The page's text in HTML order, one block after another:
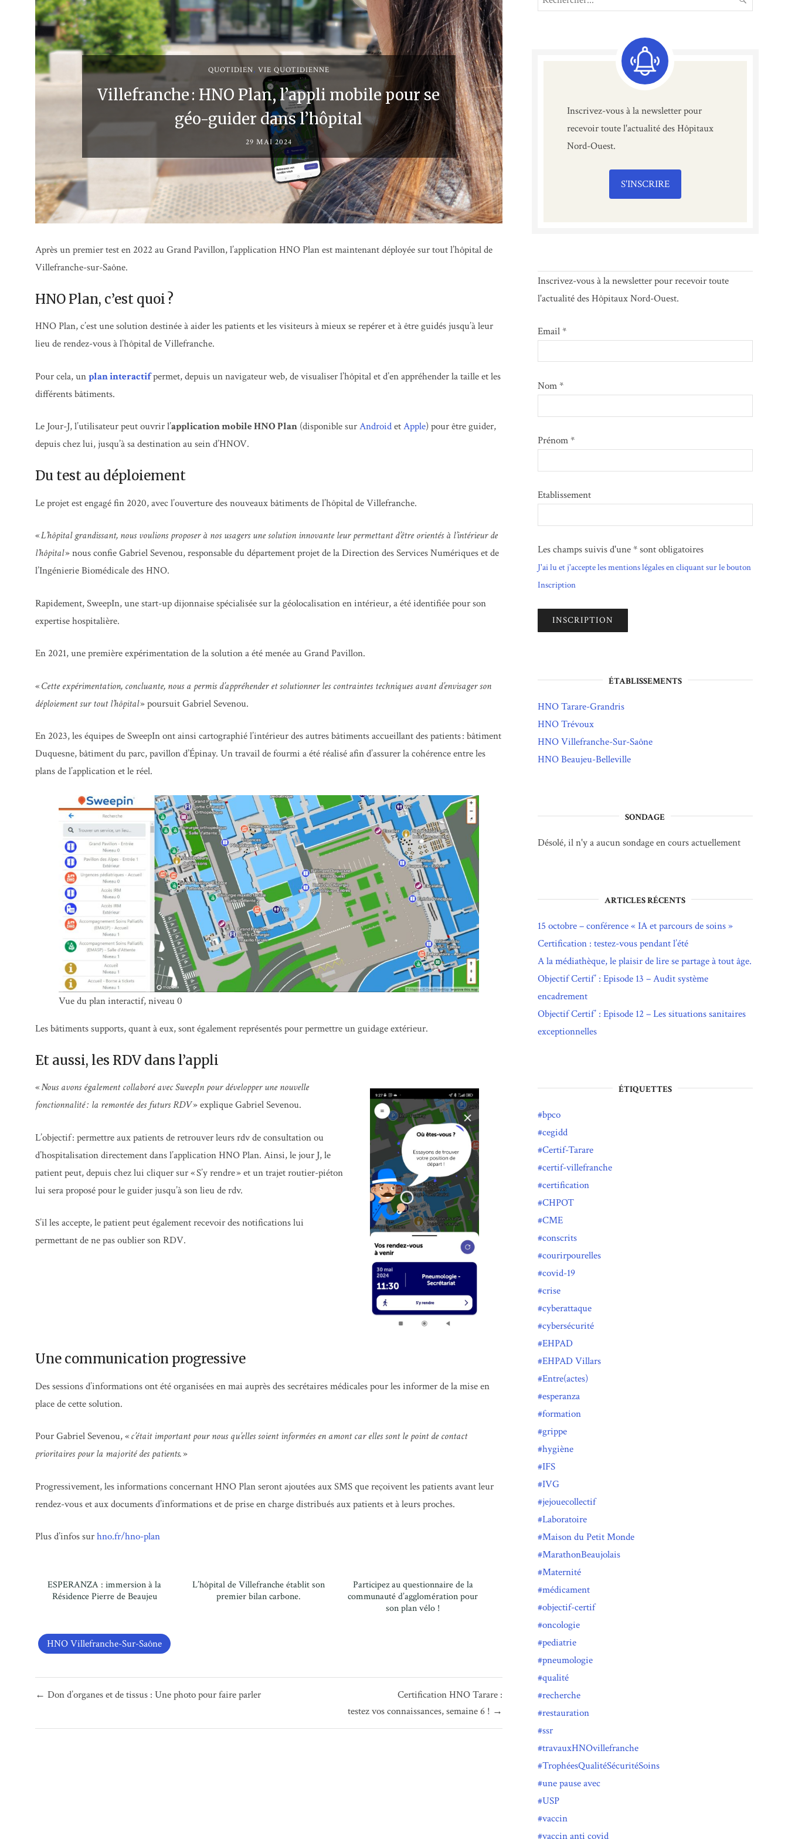
QUOTIDIEN, VIE QUOTIDIENNE
Villefranche : HNO Plan, l’appli mobile pour se
géo-guider dans l’hôpital
29 MAI 2024
Après un premier test en 2022 au Grand Pavillon, l’application HNO Plan est maintenant déployée sur tout l’hôpital de
Villefranche-sur-Saône.
HNO Plan, c’est quoi ?
HNO Plan, c’est une solution destinée à aider les patients et les visiteurs à mieux se repérer et à être guidés jusqu’à leur
lieu de rendez-vous à l’hôpital de Villefranche.
Pour cela, unplan interactifpermet, depuis un navigateur web, de visualiser l’hôpital et d’en appréhender la taille et les
différents bâtiments.
Le Jour-J, l’utilisateur peut ouvrir l’application mobile HNO Plan (disponible surAndroidetApple) pour être guider,
depuis chez lui, jusqu’à sa destination au sein d’HNOV.
Du test au déploiement
Le projet est engagé fin 2020, avec l’ouverture des nouveaux bâtiments de l’hôpital de Villefranche.
«L’hôpital grandissant, nous voulions proposer à nos usagers une solution innovante leur permettant d’être orientés à l’intérieur de
l’hôpital» nous confie Gabriel Sevenou, responsable du département projet de la Direction des Services Numériques et de
l’Ingénierie Biomédicale des HNO.
Rapidement, SweepIn, une start-up dijonnaise spécialisée sur la géolocalisation en intérieur, a été identifiée pour son
expertise hospitalière.
En 2021, une première expérimentation de la solution a été menée au Grand Pavillon.
«Cette expérimentation, concluante, nous a permis d’appréhender et solutionner les contraintes techniques avant d’envisager son
déploiement sur tout l’hôpital» poursuit Gabriel Sevenou.
En 2023, les équipes de SweepIn ont ainsi cartographié l’intérieur des autres bâtiments accueillant des patients : bâtiment
Duquesne, bâtiment du parc, pavillon d’Épinay. Un travail de fourmi a été réalisé afin d’assurer la cohérence entre les
plans de l’application et le réel.
Vue du plan interactif, niveau 0
Les bâtiments supports, quant à eux, sont également représentés pour permettre un guidage extérieur.
Et aussi, les RDV dans l’appli
«Nous avons également collaboré avec SweepIn pour développer une nouvelle
fonctionnalité : la remontée des futurs RDV» explique Gabriel Sevenou.
L’objectif : permettre aux patients de retrouver leurs rdv de consultation ou
d’hospitalisation directement dans l’application HNO Plan. Ainsi, le jour J, le
patient peut, depuis chez lui cliquer sur « S’y rendre » et un trajet routier-piéton
lui sera proposé pour le guider jusqu’à son lieu de rdv.
S’il les accepte, le patient peut également recevoir des notifications lui
permettant de ne pas oublier son RDV.
Une communication progressive
Des sessions d’informations ont été organisées en mai auprès des secrétaires médicales pour les informer de la mise en
place de cette solution.
Pour Gabriel Sevenou, «c’était important pour nous qu’elles soient informées en amont car elles sont le point de contact
prioritaires pour la majorité des patients.»
Progressivement, les informations concernant HNO Plan seront ajoutées aux SMS que reçoivent les patients avant leur
rendez-vous et aux documents d’informations et de prise en charge distribués aux patients et à leurs proches.
Plus d’infos surhno.fr/hno-plan
ESPERANZA : immersion à la
Résidence Pierre de Beaujeu
L’hôpital de Villefranche établit son
premier bilan carbone.
Participez au questionnaire de la
communauté d’agglomération pour
son plan vélo !
HNO Villefranche-Sur-Saône
de
← Don d’organes et de tissus : Une photo pour faire parler
Certification HNO Tarare :
testez vos connaissances, semaine 6 ! →
for:
Inscrivez-vous à la newsletter pour
recevoir toute l'actualité des Hôpitaux
Nord-Ouest.
S'INSCRIRE
Inscrivez-vous à la newsletter pour recevoir toute
l'actualité des Hôpitaux Nord-Ouest.
Email *
Nom *
Prénom *
Etablissement
Les champs suivis d'une * sont obligatoires
J'ai lu et j'accepte les mentions légales en cliquant sur le bouton
Inscription
ÉTABLISSEMENTS
HNO Tarare-Grandris
HNO Trévoux
HNO Villefranche-Sur-Saône
HNO Beaujeu-Belleville
SONDAGE
Désolé, il n'y a aucun sondage en cours actuellement
ARTICLES RÉCENTS
15 octobre – conférence « IA et parcours de soins »
Certification : testez-vous pendant l’été
A la médiathèque, le plaisir de lire se partage à tout âge.
Objectif Certif’ : Episode 13 – Audit système
encadrement
Objectif Certif’ : Episode 12 – Les situations sanitaires
exceptionnelles
ÉTIQUETTES
bpco
cegidd
Certif-Tarare
certif-villefranche
certification
CHPOT
CME
conscrits
courirpourelles
covid-19
crise
cyberattaque
cybersécurité
EHPAD
EHPAD Villars
Entre(actes)
esperanza
formation
grippe
hygiène
IFS
IVG
jejouecollectif
Laboratoire
Maison du Petit Monde
MarathonBeaujolais
Maternité
médicament
objectif-certif
oncologie
pediatrie
pneumologie
qualité
recherche
restauration
ssr
travauxHNOvillefranche
TrophéesQualitéSécuritéSoins
une pause avec
USP
vaccin
vaccin anti covid